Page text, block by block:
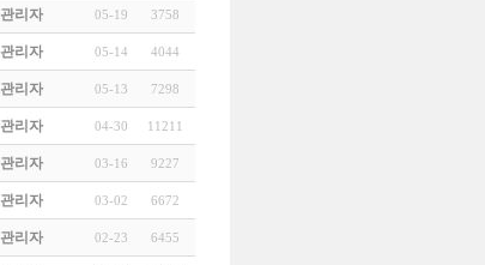
관리자 05-19 3758
관리자 05-14 4044
관리자 05-13 7298
관리자 04-30 11211
관리자 03-16 9227
관리자 03-02 6672
관리자 02-23 6455